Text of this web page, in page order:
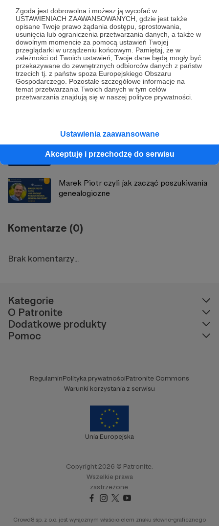
Zgoda jest dobrowolna i możesz ją wycofać w
USTAWIENIACH ZAAWANSOWANYCH, gdzie jest także
opisane Twoje prawo żądania dostępu, sprostowania,
usunięcia lub ograniczenia przetwarzania danych, a także w
dowolnym momencie za pomocą ustawień Twojej
przeglądarki w urządzeniu końcowym. Pamiętaj, że w
zależności od Twoich ustawień, Twoje dane będą mogły być
przekazywane do zewnętrznych odbiorców danych z państw
trzecich tj. z państw spoza Europejskiego Obszaru
Gospodarczego. Pozostałe szczegółowe informacje na
temat przetwarzania Twoich danych w tym celów
przetwarzania znajdują się w naszej polityce prywatności.
Ustawienia zaawansowane
Akceptuję i przechodzę do serwisu
ludzie są ciekawi
Zobacz profil autora
Zobacz również
Marcin czyli Szwecja i Szwedzi oczami
Polaka
Marek Piotr czyli jak zacząć poszukiwania
genealogiczne
Komentarze (0)
Brak komentarzy...
Kategorie
O Patronite
Dodatkowe produkty
Pomoc
RegulaminPolityka prywatnościPatronite Commons
Warunki korzystania z serwisu
Unia Europejska
Copyright 2026 © Patronite.
Wszelkie prawa
zastrzeżone.
Crowd8 sp. z o.o. jest wyłącznym właścicielem znaku słowno-graficznego